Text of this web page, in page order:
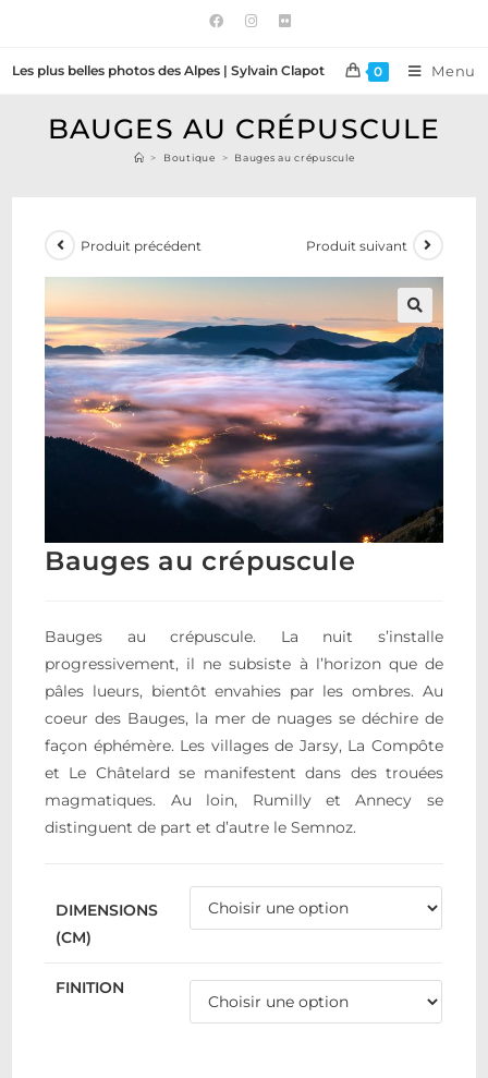
Les plus belles photos des Alpes | Sylvain Clapot 0 Menu
BAUGES AU CRÉPUSCULE
> Boutique > Bauges au crépuscule
Produit précédent Produit suivant
🔍
Bauges au crépuscule
Bauges au crépuscule. La nuit s’installe
progressivement, il ne subsiste à l’horizon que de
pâles lueurs, bientôt envahies par les ombres. Au
coeur des Bauges, la mer de nuages se déchire de
façon éphémère. Les villages de Jarsy, La Compôte
et Le Châtelard se manifestent dans des trouées
magmatiques. Au loin, Rumilly et Annecy se
distinguent de part et d’autre le Semnoz.
DIMENSIONS
(CM)
FINITION